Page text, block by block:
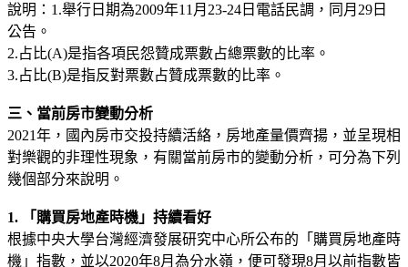
說明：1.舉行日期為2009年11月23-24日電話民調，同月29日
公告。
2.占比(A)是指各項民怨贊成票數占總票數的比率。
3.占比(B)是指反對票數占贊成票數的比率。
三、當前房市變動分析
2021年，國內房市交投持續活絡，房地產量價齊揚，並呈現相
對樂觀的非理性現象，有關當前房市的變動分析，可分為下列
幾個部分來說明。
1. 「購買房地產時機」持續看好
根據中央大學台灣經濟發展研究中心所公布的「購買房地產時
機」指數，並以2020年8月為分水嶺，便可發現8月以前指數皆